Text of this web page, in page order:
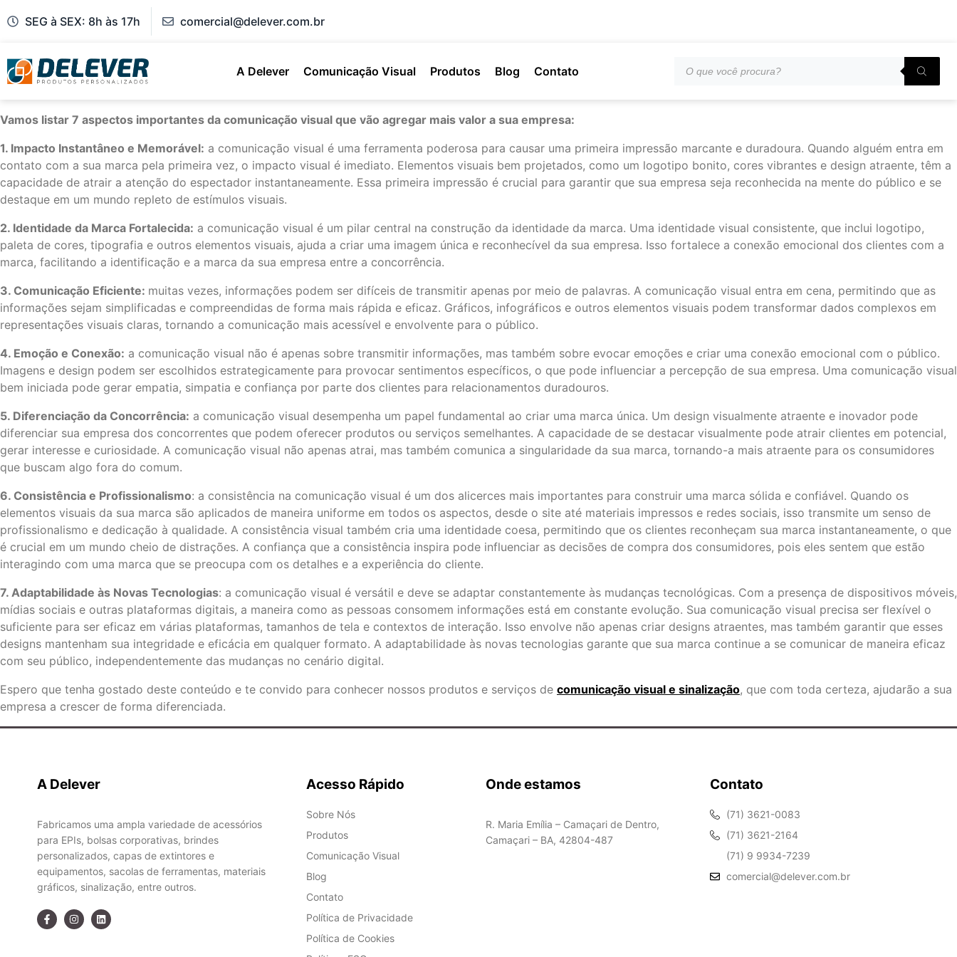
SEG à SEX: 8h às 17h comercial@delever.com.br
A Delever Comunicação Visual Produtos Blog Contato
Vamos listar 7 aspectos importantes da comunicação visual que vão agregar mais valor a sua empresa:
1. Impacto Instantâneo e Memorável: a comunicação visual é uma ferramenta poderosa para causar uma primeira impressão marcante e duradoura. Quando alguém entra em
contato com a sua marca pela primeira vez, o impacto visual é imediato. Elementos visuais bem projetados, como um logotipo bonito, cores vibrantes e design atraente, têm a
capacidade de atrair a atenção do espectador instantaneamente. Essa primeira impressão é crucial para garantir que sua empresa seja reconhecida na mente do público e se
destaque em um mundo repleto de estímulos visuais.
2. Identidade da Marca Fortalecida: a comunicação visual é um pilar central na construção da identidade da marca. Uma identidade visual consistente, que inclui logotipo,
paleta de cores, tipografia e outros elementos visuais, ajuda a criar uma imagem única e reconhecível da sua empresa. Isso fortalece a conexão emocional dos clientes com a
marca, facilitando a identificação e a marca da sua empresa entre a concorrência.
3. Comunicação Eficiente: muitas vezes, informações podem ser difíceis de transmitir apenas por meio de palavras. A comunicação visual entra em cena, permitindo que as
informações sejam simplificadas e compreendidas de forma mais rápida e eficaz. Gráficos, infográficos e outros elementos visuais podem transformar dados complexos em
representações visuais claras, tornando a comunicação mais acessível e envolvente para o público.
4. Emoção e Conexão: a comunicação visual não é apenas sobre transmitir informações, mas também sobre evocar emoções e criar uma conexão emocional com o público.
Imagens e design podem ser escolhidos estrategicamente para provocar sentimentos específicos, o que pode influenciar a percepção de sua empresa. Uma comunicação visual
bem iniciada pode gerar empatia, simpatia e confiança por parte dos clientes para relacionamentos duradouros.
5. Diferenciação da Concorrência: a comunicação visual desempenha um papel fundamental ao criar uma marca única. Um design visualmente atraente e inovador pode
diferenciar sua empresa dos concorrentes que podem oferecer produtos ou serviços semelhantes. A capacidade de se destacar visualmente pode atrair clientes em potencial,
gerar interesse e curiosidade. A comunicação visual não apenas atrai, mas também comunica a singularidade da sua marca, tornando-a mais atraente para os consumidores
que buscam algo fora do comum.
6. Consistência e Profissionalismo: a consistência na comunicação visual é um dos alicerces mais importantes para construir uma marca sólida e confiável. Quando os
elementos visuais da sua marca são aplicados de maneira uniforme em todos os aspectos, desde o site até materiais impressos e redes sociais, isso transmite um senso de
profissionalismo e dedicação à qualidade. A consistência visual também cria uma identidade coesa, permitindo que os clientes reconheçam sua marca instantaneamente, o que
é crucial em um mundo cheio de distrações. A confiança que a consistência inspira pode influenciar as decisões de compra dos consumidores, pois eles sentem que estão
interagindo com uma marca que se preocupa com os detalhes e a experiência do cliente.
7. Adaptabilidade às Novas Tecnologias: a comunicação visual é versátil e deve se adaptar constantemente às mudanças tecnológicas. Com a presença de dispositivos móveis,
mídias sociais e outras plataformas digitais, a maneira como as pessoas consomem informações está em constante evolução. Sua comunicação visual precisa ser flexível o
suficiente para ser eficaz em várias plataformas, tamanhos de tela e contextos de interação. Isso envolve não apenas criar designs atraentes, mas também garantir que esses
designs mantenham sua integridade e eficácia em qualquer formato. A adaptabilidade às novas tecnologias garante que sua marca continue a se comunicar de maneira eficaz
com seu público, independentemente das mudanças no cenário digital.
Espero que tenha gostado deste conteúdo e te convido para conhecer nossos produtos e serviços de comunicação visual e sinalização, que com toda certeza, ajudarão a sua
empresa a crescer de forma diferenciada.
A Delever
Fabricamos uma ampla variedade de acessórios
para EPIs, bolsas corporativas, brindes
personalizados, capas de extintores e
equipamentos, sacolas de ferramentas, materiais
gráficos, sinalização, entre outros.
Acesso Rápido
Sobre Nós
Produtos
Comunicação Visual
Blog
Contato
Política de Privacidade
Política de Cookies
Onde estamos
R. Maria Emília – Camaçari de Dentro,
Camaçari – BA, 42804-487
Contato
(71) 3621-0083
(71) 3621-2164
(71) 9 9934-7239
comercial@delever.com.br